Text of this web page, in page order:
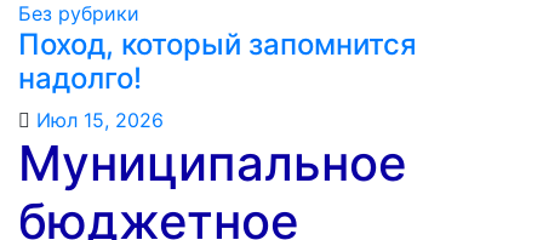
Без рубрики
Поход, который запомнится
надолго!
Июл 15, 2026
Муниципальное
бюджетное